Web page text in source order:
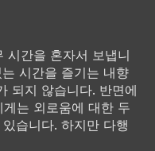
시간을 혼자서 보냅니
시간을 즐기는 내향
되지 않습니다. 반면에
는 외로움에 대한 두
습니다. 하지만 다행